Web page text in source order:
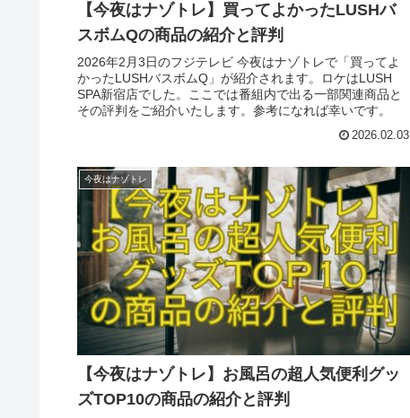
【今夜はナゾトレ】買ってよかったLUSHバ
スボムQの商品の紹介と評判
2026年2月3日のフジテレビ 今夜はナゾトレで「買ってよ
かったLUSHバスボムQ」が紹介されます。ロケはLUSH
SPA新宿店でした。ここでは番組内で出る一部関連商品と
その評判をご紹介いたします。参考になれば幸いです。
2026.02.03
今夜はナゾトレ
【今夜はナゾトレ】お風呂の超人気便利グッ
ズTOP10の商品の紹介と評判